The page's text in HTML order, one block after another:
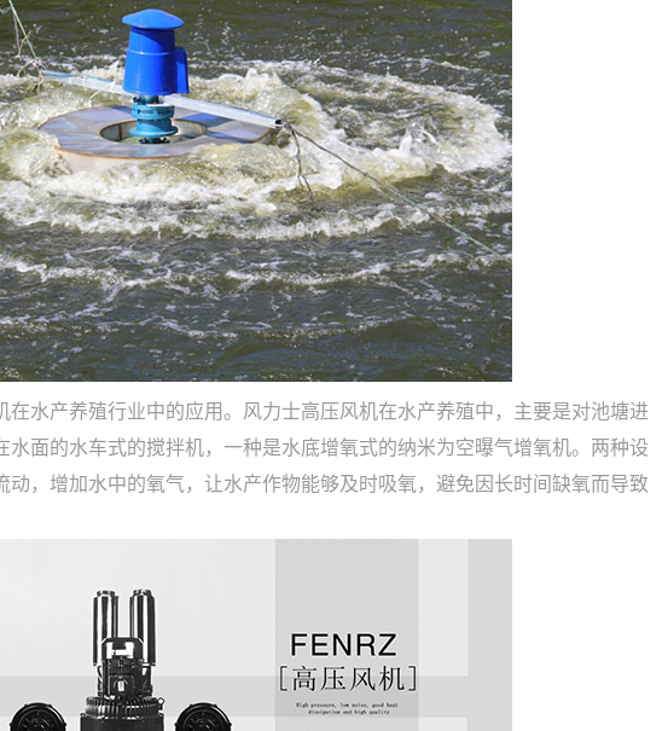
在水产养殖行业中的应用。风力士高压风机在水产养殖中，主要是对池塘进
面的水车式的搅拌机，一种是水底增氧式的纳米为空曝气增氧机。两种设
，增加水中的氧气，让水产作物能够及时吸氧，避免因长时间缺氧而导致